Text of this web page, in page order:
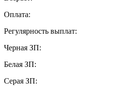
Оплата:
Регулярность выплат:
Черная ЗП:
Белая ЗП:
Серая ЗП: